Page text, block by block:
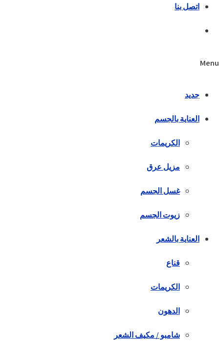
اتصل بنا
Menu
جديد
العناية بالجسم
الكريمات
مزيل عرق
غسل الجسم
زيوت الجسم
العناية بالشعر
قناع
الكريمات
الدهون
شامبو / مكيف الشعر